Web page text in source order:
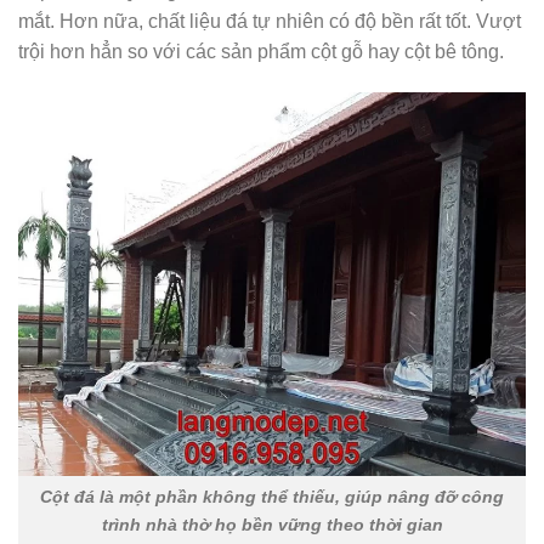
mắt. Hơn nữa, chất liệu đá tự nhiên có độ bền rất tốt. Vượt
trội hơn hẳn so với các sản phẩm cột gỗ hay cột bê tông.
Cột đá là một phần không thể thiếu, giúp nâng đỡ công
trình nhà thờ họ bền vững theo thời gian